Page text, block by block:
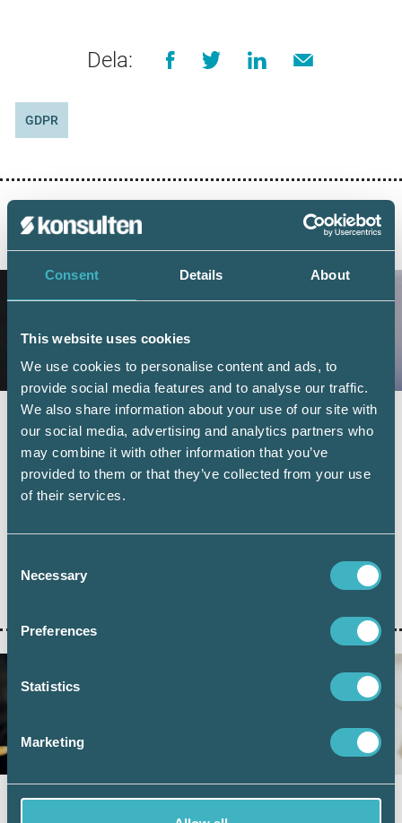
Consent Details About
This website uses cookies
We use cookies to personalise content and ads, to
provide social media features and to analyse our traffic.
We also share information about your use of our site with
our social media, advertising and analytics partners who
may combine it with other information that you’ve
provided to them or that they’ve collected from your use
of their services.
Selection
Necessary
Preferences
Statistics
Marketing
Dela:
GDPR
Fler företag väljer digital årsredovisning –
redovisningskonsulterna bidrar till
utvecklingen
6 juli 2026
Under juni 2026 sattes ett nytt rekord när 101 126 företag
antalet överstiger 100 000 under en månad. Samtidigt
visar ny statistik från Bolagsverket att digital inlämning
Nytt HFD-besked: Ingen moms vid inlösen